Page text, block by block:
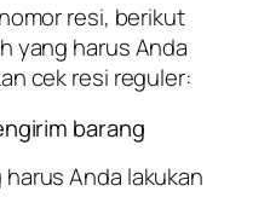
resi, berikut
yang harus Anda
cek resi reguler:
barang
Anda lakukan